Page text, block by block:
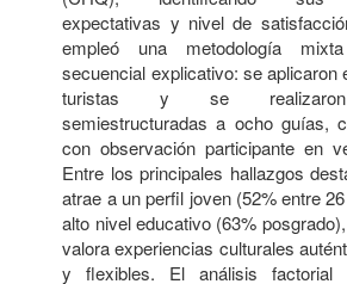
expectativas y nivel de
empleó una metodología
secuencial explicativo: se aplicaron
turistas y se realizaron
semiestructuradas a ocho guías,
con observación participante en
Entre los principales hallazgos
atrae a un perfil joven (52% entre
alto nivel educativo (63%
valora experiencias culturales
y flexibles. El análisis factorial